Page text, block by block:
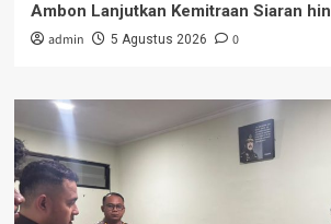
Ambon Lanjutkan Kemitraan Siaran
admin 5 Agustus 2026 0